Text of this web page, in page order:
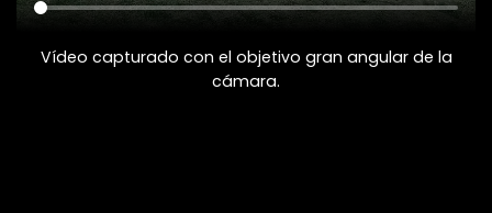
Vídeo capturado con el objetivo gran angular de la
cámara.